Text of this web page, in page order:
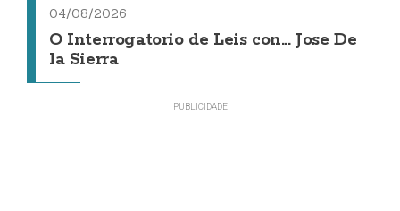
04/08/2026
O Interrogatorio de Leis con... Jose De
la Sierra